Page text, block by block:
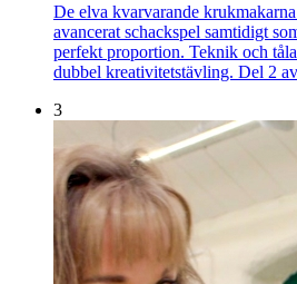
De elva kvarvarande
avancerat schackspel samtidigt
perfekt proportion. Teknik och
dubbel kreativitetstävling. Del 2
3